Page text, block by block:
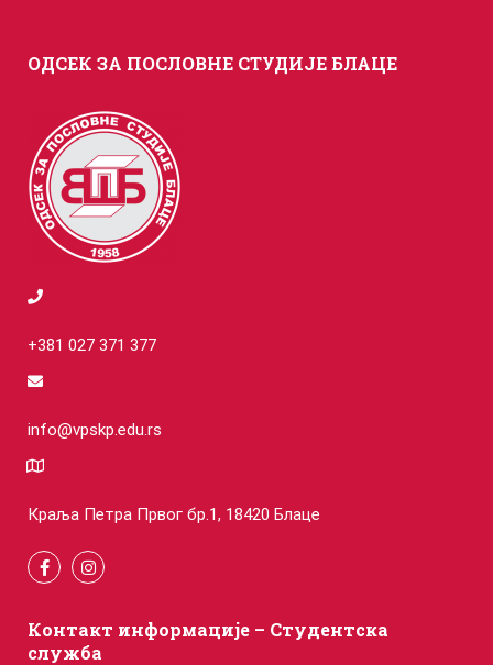
ОДСЕК ЗА ПОСЛОВНЕ СТУДИЈЕ БЛАЦЕ
+381 027 371 377
info@vpskp.edu.rs
Краља Петра Првог бр.1, 18420 Блаце
Контакт информације – Студентска
служба